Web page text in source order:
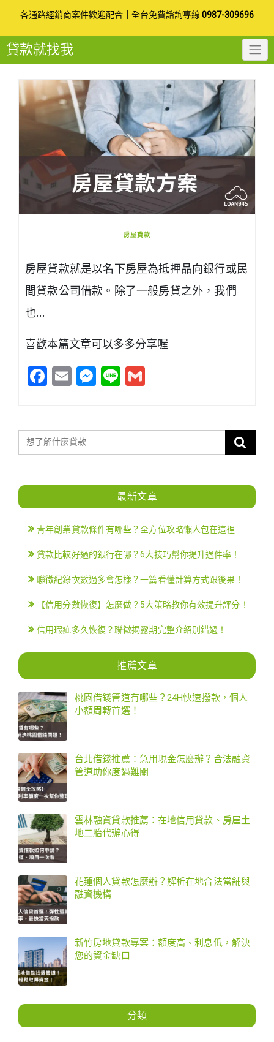
to
content
各通路經銷商案件歡迎配合 全台免費諮詢專線 0987-309696
貸款就找我
房屋貸款
房屋貸款就是以名下房屋為抵押品向銀行或民
間貸款公司借款。除了一般房貸之外，我們
也…
喜歡本篇文章可以多多分享喔
Facebook
EmailMessenger
Line
最新文章
青年創業貸款條件有哪些？全方位攻略懶人包在這裡
貸款比較好過的銀行在哪？6大技巧幫你提升過件率！
聯徵紀錄次數過多會怎樣？一篇看懂計算方式跟後果！
【信用分數恢復】怎麼做？5大策略教你有效提升評分！
信用瑕疵多久恢復？聯徵揭露期完整介紹別錯過！
推薦文章
桃園借錢管道有哪些？24H快速撥款，個人
小額周轉首選！
台北借錢推薦：急用現金怎麼辦？合法融資
管道助你度過難關
雲林融資貸款推薦：在地信用貸款、房屋土
地二胎代辦心得
花蓮個人貸款怎麼辦？解析在地合法當舖與
融資機構
新竹房地貸款專案：額度高、利息低，解決
您的資金缺口
分類